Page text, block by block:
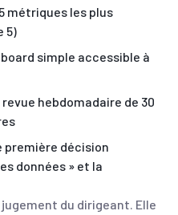
métriques les plus
5)
simple accessible à
hebdomadaire de 30
première décision
données » et la
du dirigeant. Elle